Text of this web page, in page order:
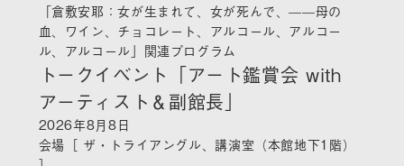
「倉敷安耶：女が生まれて、女が死んで、——母の
血、ワイン、チョコレート、アルコール、アルコー
ル、アルコール」関連プログラム
トークイベント「アート鑑賞会 with
アーティスト＆副館長」
2026年8月8日
会場［ ザ・トライアングル、講演室（本館地下1階）